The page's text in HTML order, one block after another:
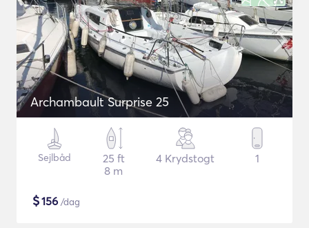
Archambault Surprise 25
Sejlbåd
25 ft
8 m
4 Krydstogt 1
$156 /dag